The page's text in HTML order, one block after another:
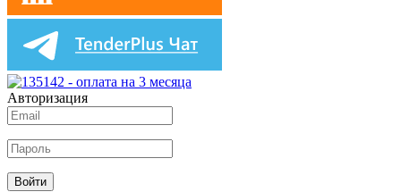
Авторизация
Войти